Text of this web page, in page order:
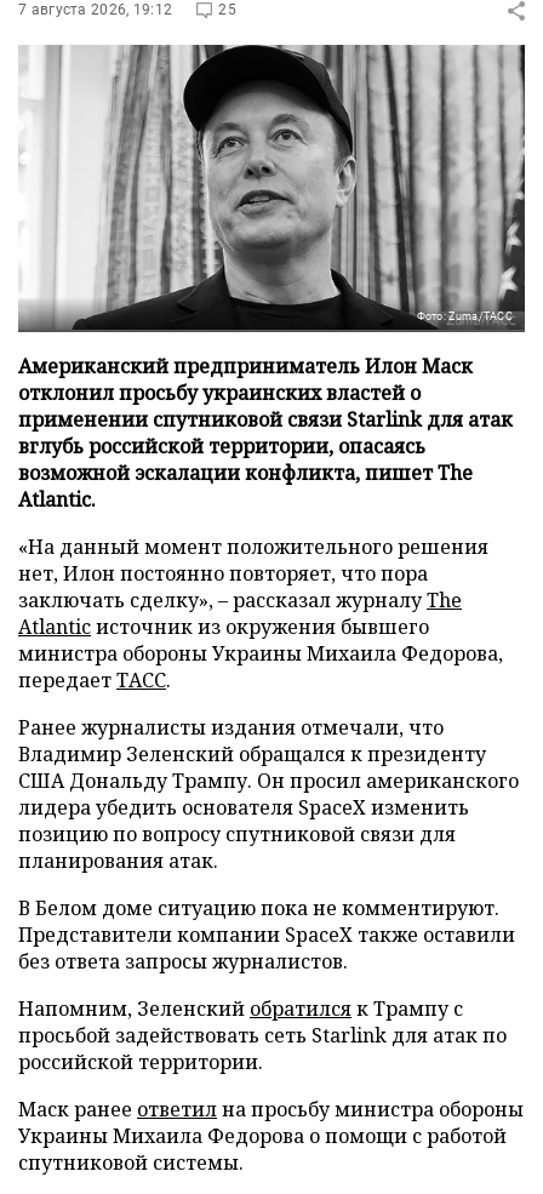
7 августа 2026, 19:12 25
Фото: Zuma/ТАСС
Американский предприниматель Илон Маск
отклонил просьбу украинских властей о
применении спутниковой связи Starlink для атак
вглубь российской территории, опасаясь
возможной эскалации конфликта, пишет The
Atlantic.
«На данный момент положительного решения
нет, Илон постоянно повторяет, что пора
заключать сделку», – рассказал журналуThe
Atlanticисточник из окружения бывшего
министра обороны Украины Михаила Федорова,
передаетТАСС.
Ранее журналисты издания отмечали, что
Владимир Зеленский обращался к президенту
США Дональду Трампу. Он просил американского
лидера убедить основателя SpaceX изменить
позицию по вопросу спутниковой связи для
планирования атак.
В Белом доме ситуацию пока не комментируют.
Представители компании SpaceX также оставили
без ответа запросы журналистов.
Напомним, Зеленский обратилсяк Трампу с
просьбой задействовать сеть Starlink для атак по
российской территории.
Маск ранее ответилна просьбу министра обороны
Украины Михаила Федорова о помощи с работой
спутниковой системы.